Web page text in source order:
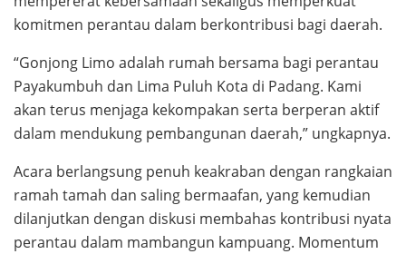
komitmen perantau dalam berkontribusi bagi daerah.
“Gonjong Limo adalah rumah bersama bagi perantau
Payakumbuh dan Lima Puluh Kota di Padang. Kami
akan terus menjaga kekompakan serta berperan aktif
dalam mendukung pembangunan daerah,” ungkapnya.
Acara berlangsung penuh keakraban dengan rangkaian
ramah tamah dan saling bermaafan, yang kemudian
dilanjutkan dengan diskusi membahas kontribusi nyata
perantau dalam mambangun kampuang. Momentum